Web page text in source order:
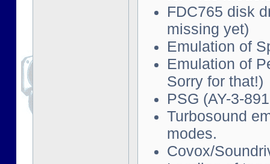
FDC765 disk
missing yet)
Emulation of
Emulation of
Sorry for that!)
PSG (AY-3-
Turbosound
modes.
Covox/